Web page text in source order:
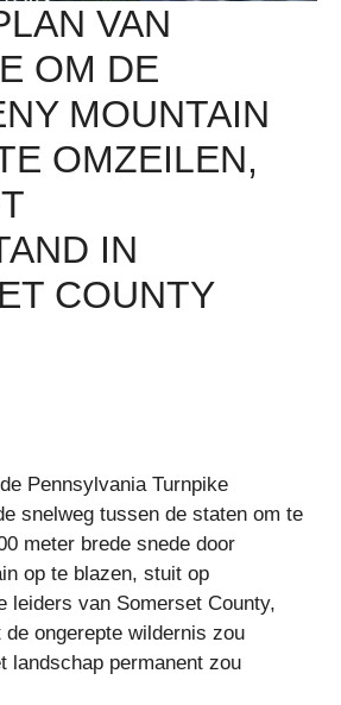
VAN
OM DE
MOUNTAIN
OMZEILEN,
IN
COUNTY
Pennsylvania Turnpike
snelweg tussen de staten om te
meter brede snede door
op te blazen, stuit op
leiders van Somerset County,
ongerepte wildernis zou
landschap permanent zou